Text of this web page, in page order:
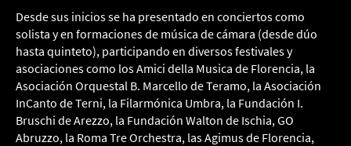
Desde sus inicios se ha presentado en conciertos como
solista y en formaciones de música de cámara (desde dúo
hasta quinteto), participando en diversos festivales y
asociaciones como los Amici della Musica de Florencia, la
Asociación Orquestal B. Marcello de Teramo, la Asociación
InCanto de Terni, la Filarmónica Umbra, la Fundación I.
Bruschi de Arezzo, la Fundación Walton de Ischia, GO
Abruzzo, la Roma Tre Orchestra, las Agimus de Florencia,